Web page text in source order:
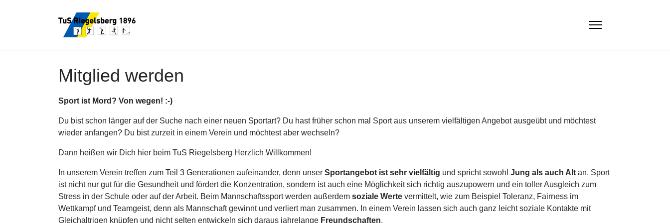
Mitglied werden
Sport ist Mord? Von wegen! :-)
Du bist schon länger auf der Suche nach einer neuen Sportart? Du hast früher schon mal Sport aus unserem vielfältigen Angebot ausgeübt und möchtest
wieder anfangen? Du bist zurzeit in einem Verein und möchtest aber wechseln?
Dann heißen wir Dich hier beim TuS Riegelsberg Herzlich Willkommen!
In unserem Verein treffen zum Teil 3 Generationen aufeinander, denn unser Sportangebot ist sehr vielfältig und spricht sowohl Jung als auch Alt an. Sport
ist nicht nur gut für die Gesundheit und fördert die Konzentration, sondern ist auch eine Möglichkeit sich richtig auszupowern und ein toller Ausgleich zum
Stress in der Schule oder auf der Arbeit. Beim Mannschaftssport werden außerdem soziale Werte vermittelt, wie zum Beispiel Toleranz, Fairness im
Wettkampf und Teamgeist, denn als Mannschaft gewinnt und verliert man zusammen. In einem Verein lassen sich auch ganz leicht soziale Kontakte mit
Gleichaltrigen knüpfen und nicht selten entwickeln sich daraus jahrelange Freundschaften.